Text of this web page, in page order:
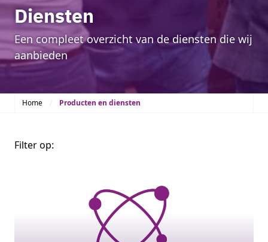
Diensten
Een compleet overzicht van de diensten die wij
aanbieden
Home Producten en diensten
Filter op: